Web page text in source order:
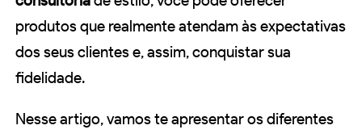
produtos que realmente atendam às expectativas
dos seus clientes e, assim, conquistar sua
fidelidade.
Nesse artigo, vamos te apresentar os diferentes